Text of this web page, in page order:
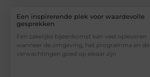
Een inspirerende plek voor waardevolle
gesprekken
Een zakelijke bijeenkomst kan veel opleveren
wanneer de omgeving, het programma en de
verwachtingen goed op elkaar zijn